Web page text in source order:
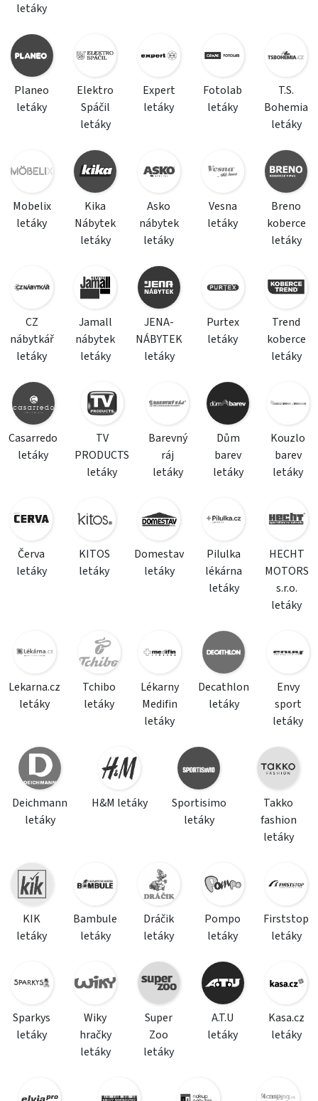
letáky
Planeo
letáky
Elektro
Spáčil
letáky
Expert
letáky
Fotolab
letáky
T.S.
Bohemia
letáky
Mobelix
letáky
Kika
Nábytek
letáky
Asko
nábytek
letáky
Vesna
letáky
Breno
koberce
letáky
CZ
nábytkář
letáky
Jamall
nábytek
letáky
JENA-
NÁBYTEK
letáky
Purtex
letáky
Trend
koberce
letáky
Casarredo
letáky
TV
PRODUCTS
letáky
Barevný
ráj
letáky
Dům
barev
letáky
Kouzlo
barev
letáky
Červa
letáky
KITOS
letáky
Domestav
letáky
Pilulka
lékárna
letáky
HECHT
MOTORS
s.r.o.
letáky
Lekarna.cz
letáky
Tchibo
letáky
Lékarny
Medifin
letáky
Decathlon
letáky
Envy
sport
letáky
Deichmann
letáky
H&M letáky
Sportisimo
letáky
Takko
fashion
letáky
KIK
letáky
Bambule
letáky
Dráčik
letáky
Pompo
letáky
Firststop
letáky
Sparkys
letáky
Wiky
hračky
letáky
Super
Zoo
letáky
A.T.U
letáky
Kasa.cz
letáky